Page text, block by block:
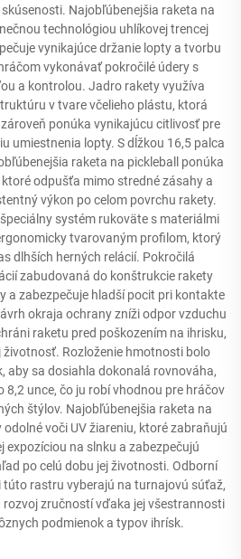
Najobľúbenejšia raketa na
technológiou uhlíkovej trencej
vynikajúce držanie lopty a tvorbu
vykonávať pokročilé údery s
a kontrolou. Jadro rakety využíva
v tvare včelieho plástu, ktorá
ponúka vynikajúcu citlivosť pre
umiestnenia lopty. S dĺžkou 16,5 palca
raketa na pickleball ponúka
odpušťa mimo stredné zásahy a
výkon po celom povrchu rakety.
systém rukoväte s materiálmi
tvarovaným profilom, ktorý
dlhších herných relácií. Pokročilá
zabudovaná do konštrukcie rakety
a zabezpečuje hladší pocit pri kontakte
okraja ochrany zníži odpor vzduchu
raketu pred poškozením na ihrisku,
životnosť. Rozloženie hmotnosti bolo
aby sa dosiahla dokonalá rovnováha,
8,2 unce, čo ju robí vhodnou pre hráčov
štýlov. Najobľúbenejšia raketa na
voči UV žiareniu, ktoré zabraňujú
expozíciou na slnku a zabezpečujú
po celú dobu jej životnosti. Odborní
túto rastru vyberajú na turnajovú súťaž,
rozvoj zručností vďaka jej všestrannosti
podmienok a typov ihrísk.